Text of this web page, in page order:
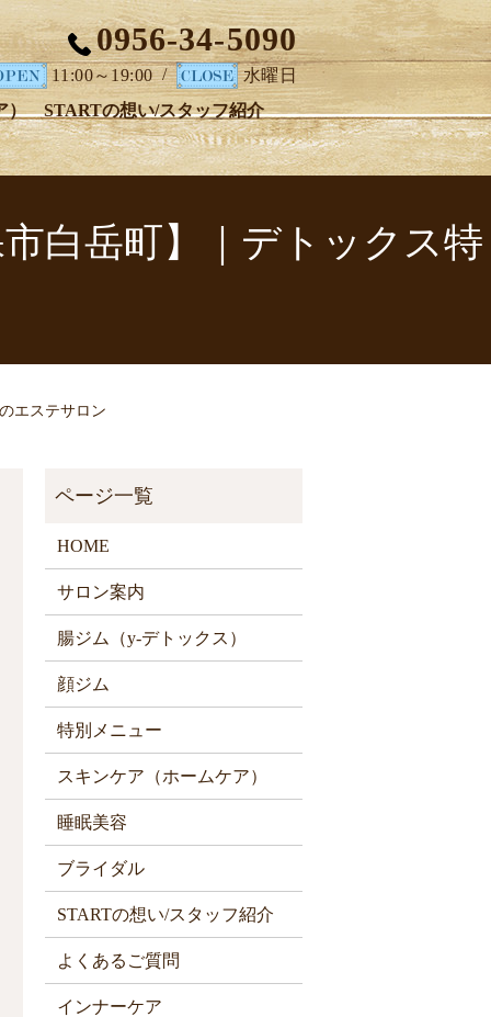
） STARTの想い/スタッフ紹介
0956-34-5090
11:00～19:00/ 水曜日
白岳町】｜デトックス特
エステサロン
HOME
サロン案内
腸ジム（y-デトックス）
顔ジム
特別メニュー
スキンケア（ホームケア）
睡眠美容
ブライダル
STARTの想い/スタッフ紹介
よくあるご質問
インナーケア